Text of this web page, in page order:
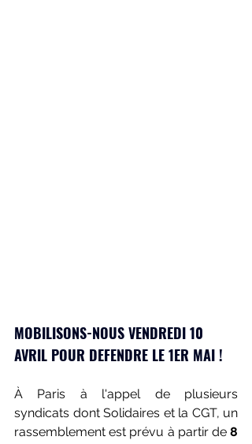
MOBILISONS-NOUS VENDREDI 10
AVRIL POUR DEFENDRE LE 1ER MAI !
À Paris à l'appel de plusieurs
syndicats dont Solidaires et la CGT, un
rassemblement est prévu à partir de 8